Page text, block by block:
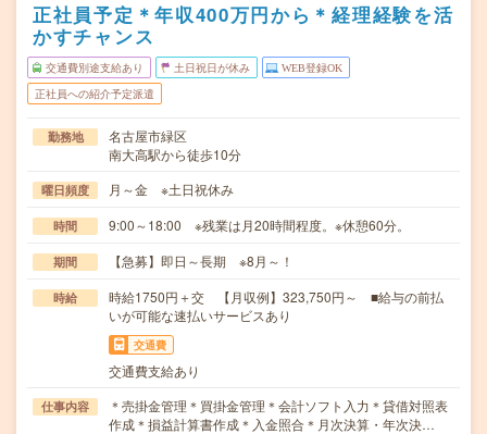
正社員予定＊年収400万円から＊経理経験を活
かすチャンス
交通費別途支給あり 土日祝日が休み WEB登録OK
正社員への紹介予定派遣
勤務地
名古屋市緑区
南大高駅から徒歩10分
曜日頻度 月～金 ※土日祝休み
時間 9:00～18:00 ※残業は月20時間程度。※休憩60分。
期間 【急募】即日～長期 ※8月～！
時給
時給1750円＋交 【月収例】323,750円～ ■給与の前払
いが可能な速払いサービスあり
交通費
交通費支給あり
仕事内容
＊売掛金管理＊買掛金管理＊会計ソフト入力＊貸借対照表
作成＊損益計算書作成＊入金照合＊月次決算・年次決…